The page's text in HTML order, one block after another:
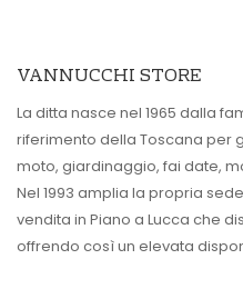
VANNUCCHI STORE
La ditta nasce nel 1965 dalla
riferimento della Toscana per
moto, giardinaggio, fai date,
Nel 1993 amplia la propria
vendita in Piano a Lucca che
offrendo così un elevata